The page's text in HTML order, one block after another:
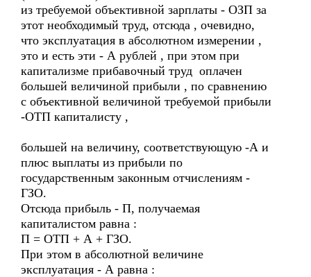
из требуемой объективной зарплаты - ОЗП за
этот необходимый труд, отсюда , очевидно,
что эксплуатация в абсолютном измерении ,
это и есть эти - А рублей , при этом при
капитализме прибавочный труд оплачен
большей величиной прибыли , по сравнению
с объективной величиной требуемой прибыли
-ОТП капиталисту ,
большей на величину, соответствующую -А и
плюс выплаты из прибыли по
государственным законным отчислениям -
ГЗО.
Отсюда прибыль - П, получаемая
капиталистом равна :
П = ОТП + А + ГЗО.
При этом в абсолютной величине
эксплуатация - А равна :